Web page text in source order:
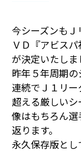
今シーズンも
ＶＤ『アビス
が決定いたしま
昨年５年周期
連続でＪ１リ
超える厳しい
像はもちろん
返ります。
永久保存版とし